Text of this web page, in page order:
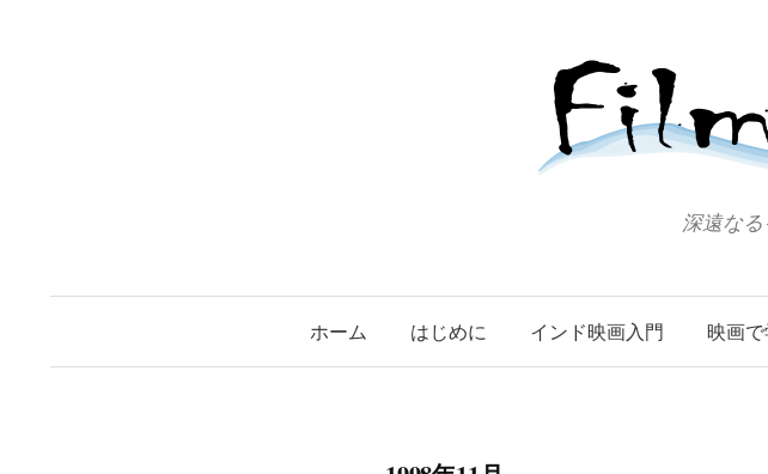
深遠な
ホーム はじめに インド映画入門 映画